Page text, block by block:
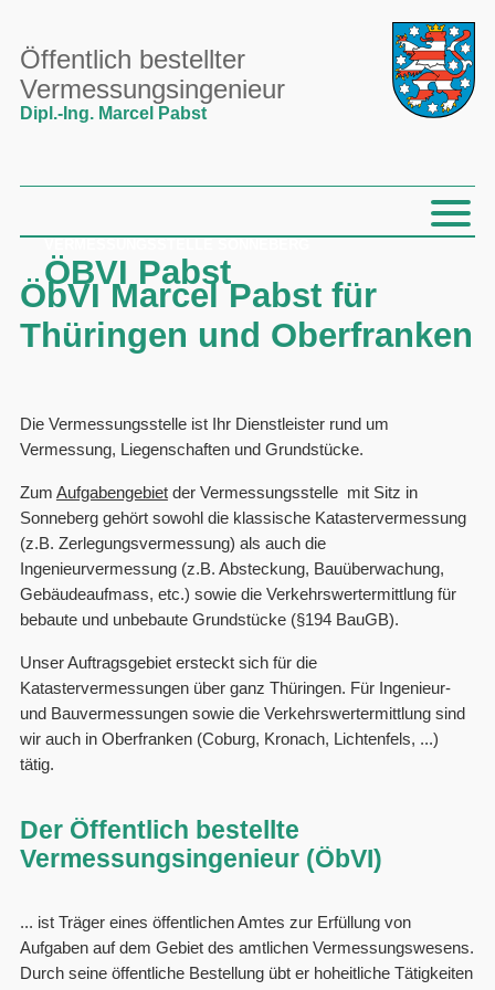
Öffentlich bestellter
Vermessungsingenieur
Dipl.-Ing. Marcel Pabst
ÖBVI Pabst
ÖbVI Marcel Pabst für
Thüringen und Oberfranken
Die Vermessungsstelle ist Ihr Dienstleister rund um
Vermessung, Liegenschaften und Grundstücke.
Zum Aufgabengebietder Vermessungsstelle mit Sitz in
Sonneberg gehört sowohl die klassische Katastervermessung
(z.B. Zerlegungsvermessung) als auch die
Ingenieurvermessung (z.B. Absteckung, Bauüberwachung,
Gebäudeaufmass, etc.) sowie die Verkehrswertermittlung für
bebaute und unbebaute Grundstücke (§194 BauGB).
Unser Auftragsgebiet ersteckt sich für die
Katastervermessungen über ganz Thüringen. Für Ingenieur-
und Bauvermessungen sowie die Verkehrswertermittlung sind
wir auch in Oberfranken (Coburg, Kronach, Lichtenfels, ...)
tätig.
Der Öffentlich bestellte
Vermessungsingenieur (ÖbVI)
... ist Träger eines öffentlichen Amtes zur Erfüllung von
Aufgaben auf dem Gebiet des amtlichen Vermessungswesens.
Durch seine öffentliche Bestellung übt er hoheitliche Tätigkeiten